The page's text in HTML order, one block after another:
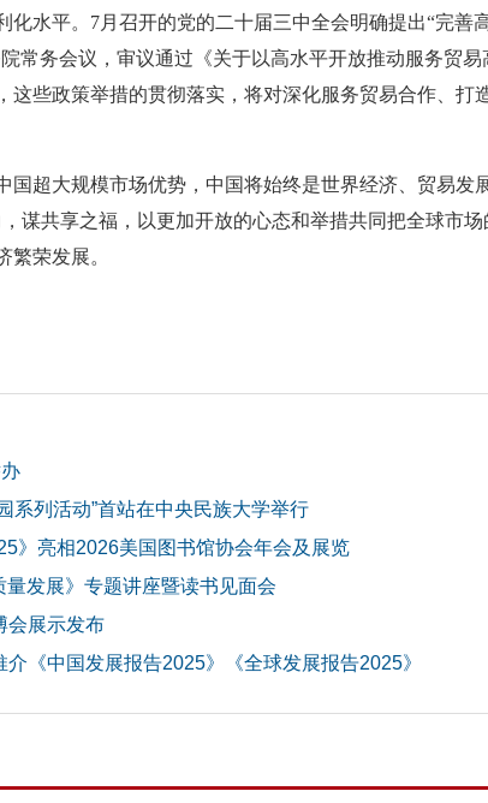
水平。7月召开的党的二十届三中全会明确提出“完善
常务会议，审议通过《关于以高水平开放推动服务贸
这些政策举措的贯彻落实，将对深化服务贸易合作、打
国超大规模市场优势，中国将始终是世界经济、贸易发
谋共享之福，以更加开放的心态和举措共同把全球市
荣发展。
系列活动”首站在中央民族大学举行
》亮相2026美国图书馆协会年会及展览
发展》专题讲座暨读书见面会
会展示发布
《中国发展报告2025》《全球发展报告2025》